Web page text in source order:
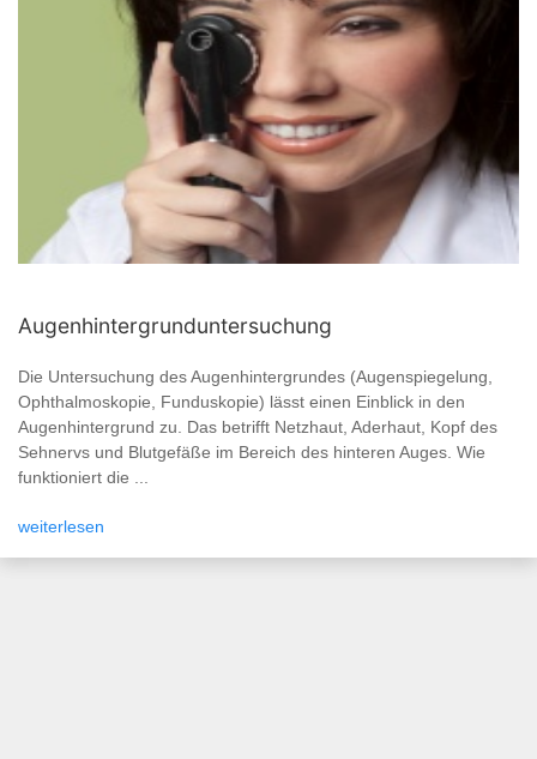
Augenhintergrunduntersuchung
Die Untersuchung des Augenhintergrundes (Augenspiegelung,
Ophthalmoskopie, Funduskopie) lässt einen Einblick in den
Augenhintergrund zu. Das betrifft Netzhaut, Aderhaut, Kopf des
Sehnervs und Blutgefäße im Bereich des hinteren Auges. Wie
funktioniert die ...
weiterlesen